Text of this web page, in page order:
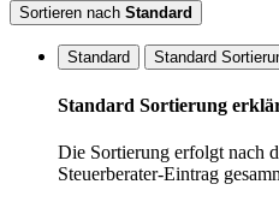
Sortieren nach Standard
Standard Standard
Standard Sortierung
Die Sortierung erfolgt nach
Steuerberater-Eintrag